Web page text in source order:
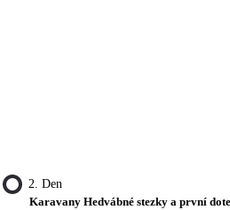
2. Den
Karavany Hedvábné stezky a první